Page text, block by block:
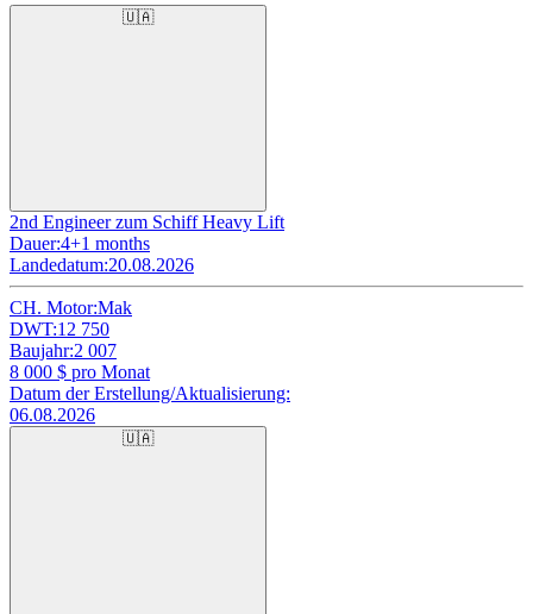
🇺🇦
2nd Engineer zum Schiff Heavy Lift
Dauer:4+1 months
Landedatum:20.08.2026
CH. Motor:Mak
DWT:12 750
Baujahr:2 007
8 000 $ pro Monat
Datum der Erstellung/Aktualisierung:
06.08.2026
🇺🇦